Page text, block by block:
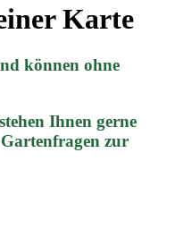
Karte
können ohne
Ihnen gerne
zur